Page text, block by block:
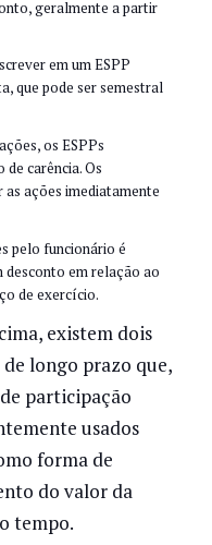
geralmente a partir
em um ESPP
que pode ser semestral
os ESPPs
carência. Os
ações imediatamente
pelo funcionário é
em relação ao
de exercício.
existem dois
longo prazo que,
participação
usados
forma de
do valor da
tempo.